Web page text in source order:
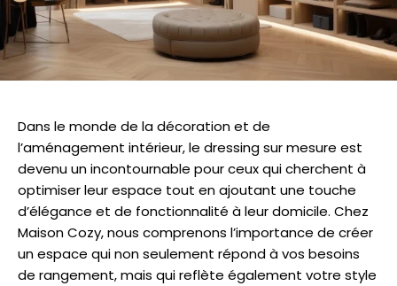
Dans le monde de la décoration et de
l’aménagement intérieur, le dressing sur mesure est
devenu un incontournable pour ceux qui cherchent à
optimiser leur espace tout en ajoutant une touche
d’élégance et de fonctionnalité à leur domicile. Chez
Maison Cozy, nous comprenons l’importance de créer
un espace qui non seulement répond à vos besoins
de rangement, mais qui reflète également votre style